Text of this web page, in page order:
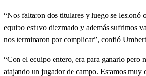
“Nos faltaron dos titulares y luego se lesionó
equipo estuvo diezmado y además sufrimos
nos terminaron por complicar”, confió
“Con el equipo entero, era para ganarlo pero
atajando un jugador de campo. Estamos muy